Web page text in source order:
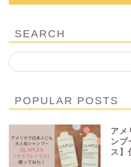
SEARCH
POPULAR POSTS
アメ
ンプ
ス】